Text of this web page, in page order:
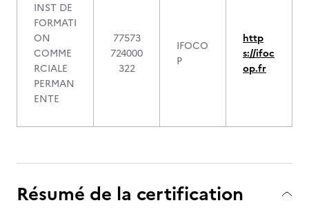
INST DE
FORMATI
ON
COMME
RCIALE
PERMAN
ENTE
77573
724000
322
IFOCO
P
http
s://ifoc
op.fr
Résumé de la certification